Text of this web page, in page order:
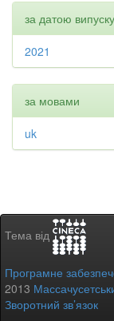
за датою випуску
2021
за мовами
uk
Тема від
Програмне
2013
Зворотний зв’язок